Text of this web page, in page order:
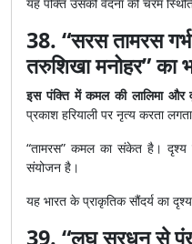
38. “सरस तामरस गर्भ
तरुशिखा मनोहर” का
इस पंक्ति में कमल की लालिमा और
प्रकाश हरियाली पर नृत्य करता
“तामरस” कमल का संकेत है। दृश्य
संयोजन है।
यह भारत के प्राकृतिक सौंदर्य का
39. “लघु सुरधनु से पंख